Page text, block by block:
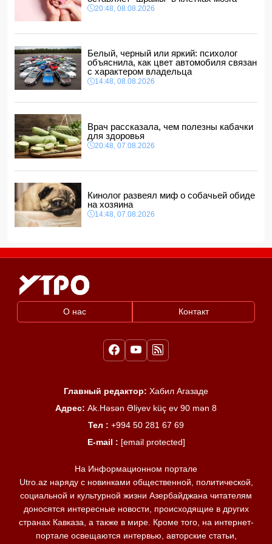
14:04, 08.08.2026
Прогноз погоды в Азербайджане на 9 августа
14:00, 08.08.2026
Никол Пашинян позвонил Ильхаму Алиеву
12:48, 08.08.2026
СМИ: США ищут на Кубе фигуру для повторения
"венесуэльского сценария"
20:48, 08.08.2026
Белый, черный или яркий: психолог
объяснила, как цвет автомобиля связан
с характером владельца
14:48, 08.08.2026
Врач рассказала, чем полезны кабачки
для здоровья
20:48, 07.08.2026
Кинолог развеял миф о собачьей обиде
на хозяина
14:48, 07.08.2026
О нас Контакт
Главный редактор: Хабил Агазаде
Адрес: Ak.Həsən Əliyev küç ev 90 mən 8
Тел : +994 50 281 67 69
E-mail : [email protected]
На Информационном портале
Utro.az наряду с новинками общественной, политической,
социальной и культурной жизни Азербайджана читателям
доносятся интересные новости, происходящие в других
странах Кавказа, а также в мире. Кроме того, на интернет-
портале освещаются интервью, авторские статьи,